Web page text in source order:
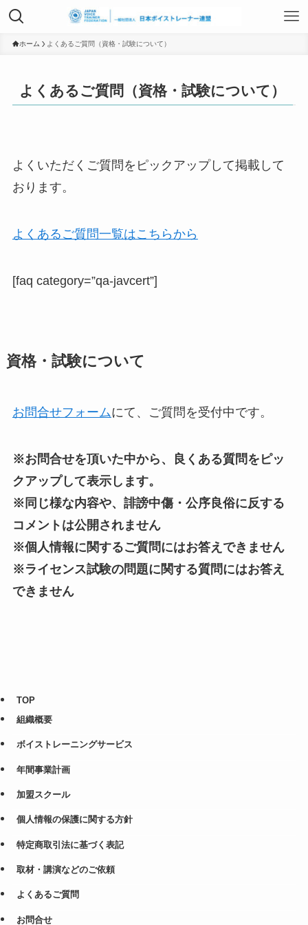
TOP
日本ボイストレーナー連盟資格認定につ
ボイストレーニングサービス
組織概要
お問合せ
ホーム よくあるご質問（資格・試験について）
よくあるご質問（資格・試験について）
よくいただくご質問をピックアップして掲載して
おります。
よくあるご質問一覧はこちらから
[faq category=”qa-javcert”]
資格・試験について
お問合せフォームにて、ご質問を受付中です。
※お問合せを頂いた中から、良くある質問をピッ
クアップして表示します。
※同じ様な内容や、誹謗中傷・公序良俗に反する
コメントは公開されません
※個人情報に関するご質問にはお答えできません
※ライセンス試験の問題に関する質問にはお答え
できません
TOP
組織概要
ボイストレーニングサービス
年間事業計画
加盟スクール
個人情報の保護に関する方針
特定商取引法に基づく表記
取材・講演などのご依頼
よくあるご質問
お問合せ